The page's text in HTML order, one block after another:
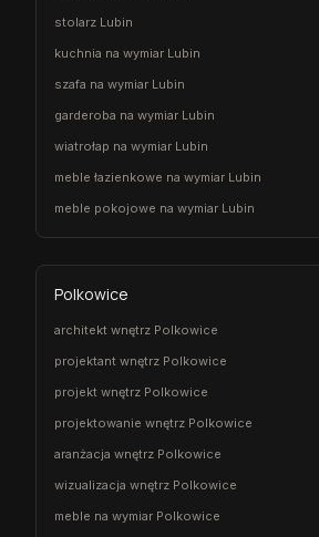
stolarz Lubin
kuchnia na wymiar Lubin
szafa na wymiar Lubin
garderoba na wymiar Lubin
wiatrołap na wymiar Lubin
meble łazienkowe na wymiar Lubin
meble pokojowe na wymiar Lubin
Polkowice
architekt wnętrz Polkowice
projektant wnętrz Polkowice
projekt wnętrz Polkowice
projektowanie wnętrz Polkowice
aranżacja wnętrz Polkowice
wizualizacja wnętrz Polkowice
meble na wymiar Polkowice